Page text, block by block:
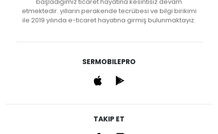
etmektedir. yılların perakende tecrübesi ve bilgi birikimi
ile 2019 yılında e-ticaret hayatına girmiş bulunmaktayız.
SERMOBILEPRO
TAKIP ET